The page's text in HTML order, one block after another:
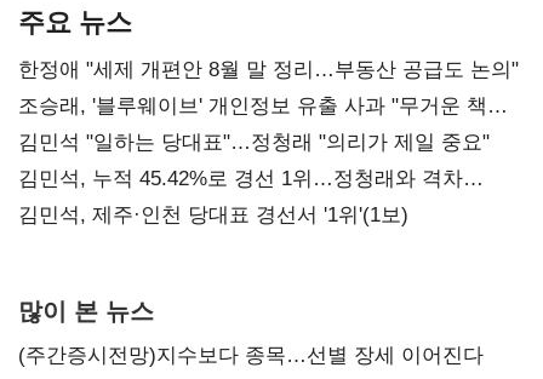
주요 뉴스
한정애 "세제 개편안 8월 말 정리…부동산 공급도 논의"
조승래, '블루웨이브' 개인정보 유출 사과 "무거운 책임
통감"
김민석 "일하는 당대표"…정청래 "의리가 제일 중요"
김민석, 누적 45.42%로 경선 1위…정청래와 격차
0.86%p(2보)
김민석, 제주·인천 당대표 경선서 '1위'(1보)
많이 본 뉴스
(주간증시전망)지수보다 종목…선별 장세 이어진다